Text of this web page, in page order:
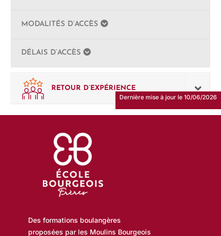
MODALITÉS D’ACCÈS
DÉLAIS D’ACCÈS
RETOUR D’EXPÉRIENCE
Dernière mise à jour le 10/06/2026
Des formations boulangères
proposées par les Moulins Bourgeois